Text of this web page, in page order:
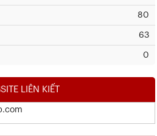
80
63
0
LIÊN KIẾT